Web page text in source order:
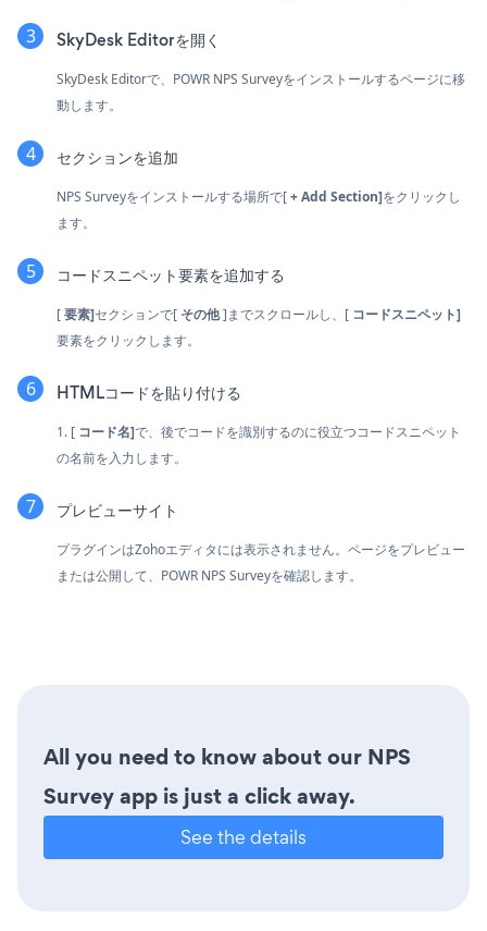
SkyDesk Editorを開く
SkyDesk Editorで、POWR NPS Surveyをインストールするページに移
動します。
セクションを追加
NPS Surveyをインストールする場所で[+ Add Section]をクリックし
ます。
コードスニペット要素を追加する
[要素]セクションで[ その他]までスクロールし、[ コードスニペット]
要素をクリックします。
HTMLコードを貼り付ける
1. [ コード名]で、後でコードを識別するのに役立つコードスニペット
の名前を入力します。
プレビューサイト
プラグインはZohoエディタには表示されません。ページをプレビュー
または公開して、POWR NPS Surveyを確認します。
All you need to know about our NPS
Survey app is just a click away.
See the details